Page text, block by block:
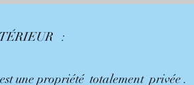
:
une propriété totalement privée .